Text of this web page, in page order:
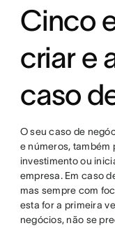
Cinco
criar e
caso
O seu caso de
e números, também
investimento ou
empresa. Em caso
mas sempre com
esta for a primeira
negócios, não se